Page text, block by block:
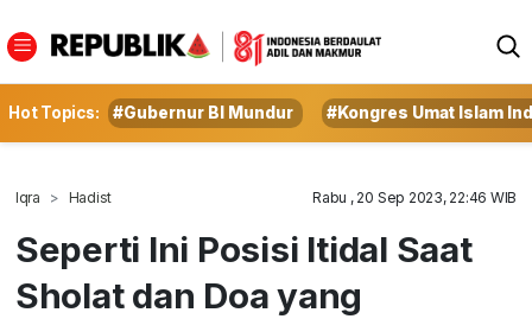
Hot Topics: #Gubernur BI Mundur #Kongres Umat Islam
Iqra Hadist Rabu , 20 Sep 2023, 22:46 WIB
Seperti Ini Posisi Itidal Saat
Sholat dan Doa yang